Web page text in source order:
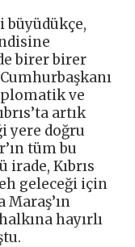
büyüdükçe,
birer birer
ve
artık
yere doğru
tüm bu
Kıbrıs
geleceği için
hayırlı